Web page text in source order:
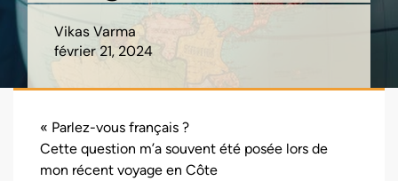
Vikas Varma
février 21, 2024
« Parlez-vous français ?
Cette question m’a souvent été posée lors de
mon récent voyage en Côte